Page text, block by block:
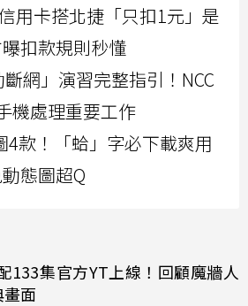
用卡搭北捷「只扣1元」是
扣款規則秒懂
網」演習完整指引！NCC
機處理重要工作
4款！「蛤」字必下載爽用
態圖超Q
133集官方YT上線！回顧魔牆人
面